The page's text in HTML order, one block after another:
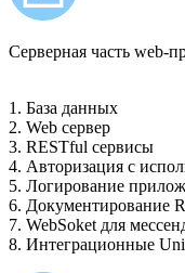
Серверная часть web-
1. База данных
2. Web сервер
3. RESTful сервисы
4. Авторизация с
5. Логирование
6. Документирование
7. WebSoket для
8. Интеграционные